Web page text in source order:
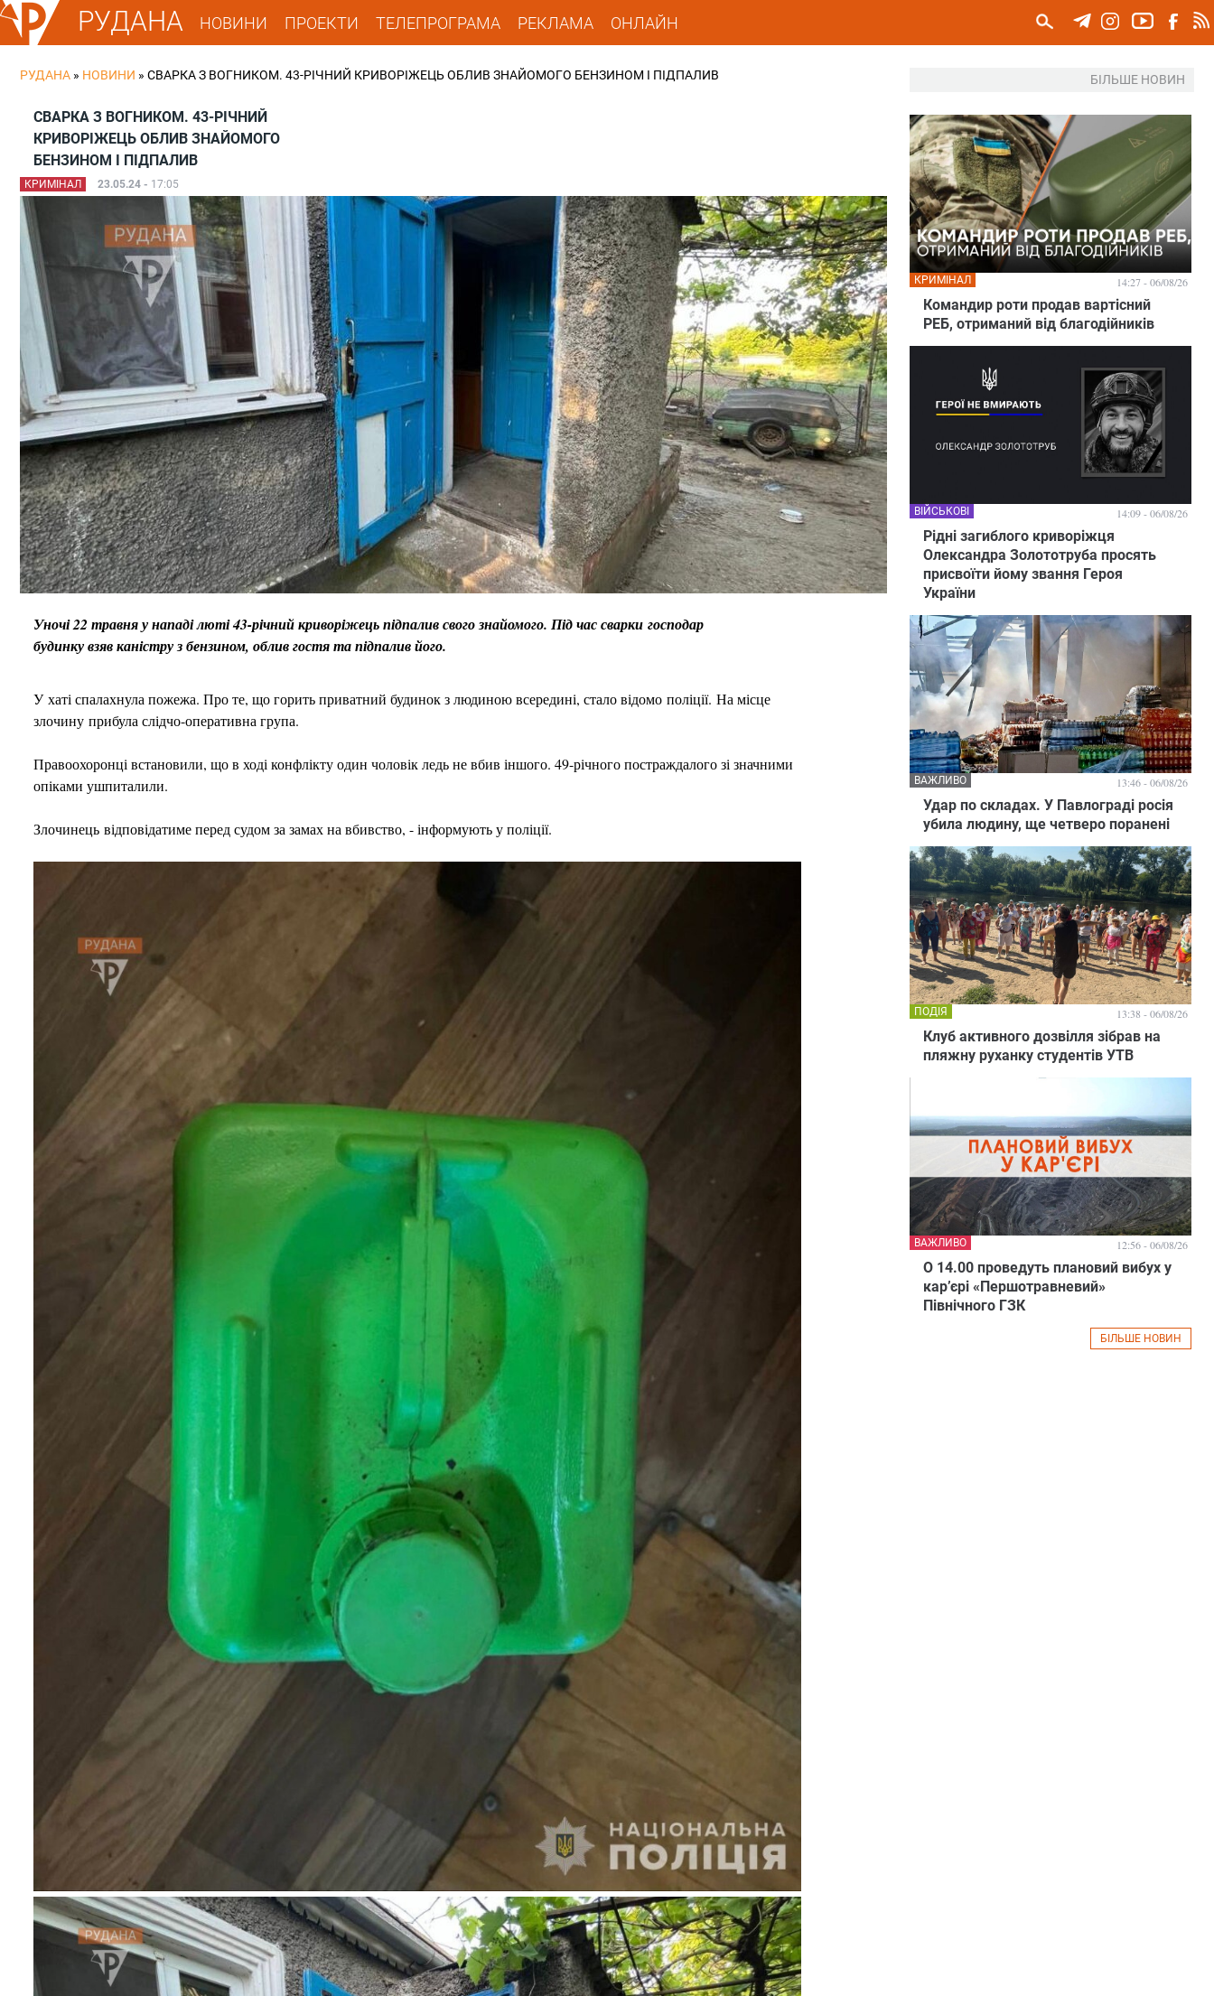
РУДАНА НОВИНИ ПРОЕКТИ ТЕЛЕПРОГРАМА РЕКЛАМА ОНЛАЙН
РУДАНА » НОВИНИ » СВАРКА З ВОГНИКОМ. 43-РІЧНИЙ КРИВОРІЖЕЦЬ ОБЛИВ ЗНАЙОМОГО БЕНЗИНОМ І ПІДПАЛИВ
СВАРКА З ВОГНИКОМ. 43-РІЧНИЙ
КРИВОРІЖЕЦЬ ОБЛИВ ЗНАЙОМОГО
БЕНЗИНОМ І ПІДПАЛИВ
КРИМІНАЛ 23.05.24 - 17:05
Уночі 22 травня у нападі люті 43-річний криворіжець підпалив свого знайомого. Під час сварки господар
будинку взяв каністру з бензином, облив гостя та підпалив його.
У хаті спалахнула пожежа. Про те, що горить приватний будинок з людиною всередині, стало відомо поліції. На місце
злочину прибула слідчо-оперативна група.
Правоохоронці встановили, що в ході конфлікту один чоловік ледь не вбив іншого. 49-річного постраждалого зі значними
опіками ушпиталили.
Злочинець відповідатиме перед судом за замах на вбивство, - інформують у поліції.
БІЛЬШЕ НОВИН
Командир роти продав вартісний
РЕБ, отриманий від благодійників
КРИМІНАЛ 14:27 - 06/08/26
Рідні загиблого криворіжця
Олександра Золототруба просять
присвоїти йому звання Героя
України
ВІЙСЬКОВІ 14:09 - 06/08/26
Удар по складах. У Павлограді росія
убила людину, ще четверо поранені
ВАЖЛИВО 13:46 - 06/08/26
Клуб активного дозвілля зібрав на
пляжну руханку студентів УТВ
ПОДІЯ 13:38 - 06/08/26
О 14.00 проведуть плановий вибух у
кар’єрі «Першотравневий»
Північного ГЗК
ВАЖЛИВО 12:56 - 06/08/26
БІЛЬШЕ НОВИН